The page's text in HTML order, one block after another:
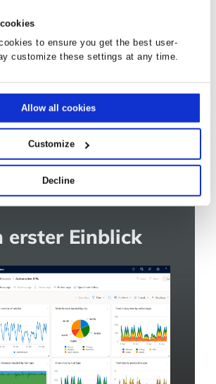
to ensure you get the best user-
customize these settings at any time.
Allow all cookies
Customize
Decline
es jedem Mitarbeiter in Ihrem
Entscheidungen zu
nutzen, die in die täglichen
sind.
ganz einfach in Ihrem
erster Einblick